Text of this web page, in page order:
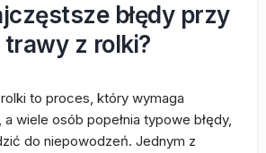
błędy przy
trawy z rolki?
to proces, który wymaga
wiele osób popełnia typowe błędy,
do niepowodzeń. Jednym z